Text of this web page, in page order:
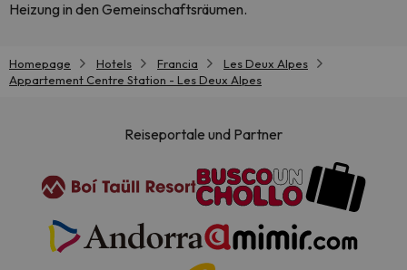
Heizung in den Gemeinschaftsräumen.
Homepage Hotels Francia
Les Deux Alpes
Appartement Centre Station - Les Deux Alpes
Reiseportale und Partner